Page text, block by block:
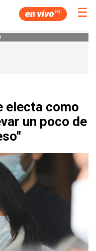
☰
electa como
un poco de